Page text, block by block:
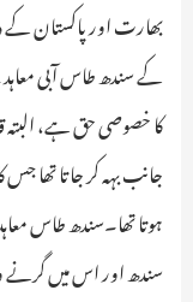
کے سندھ طاس آبی
کا خصوصی حق ہے، البتہ
جانب بہہ کر جاتا تھا
ہوتا تھا۔سندھ طاس
سندھ اور اس میں گرنے